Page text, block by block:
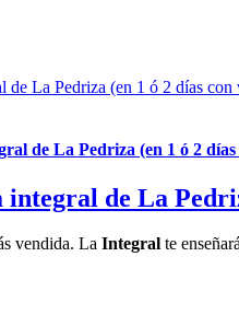
de La Pedriza (en 1 ó 2 días con
de La Pedriza (en 1 ó 2
de La
vendida. La Integral te